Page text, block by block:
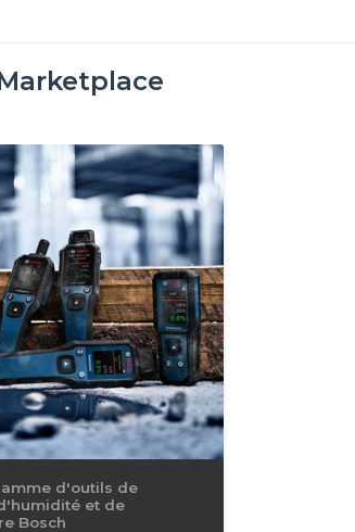
d'outils de
et de
Bosch